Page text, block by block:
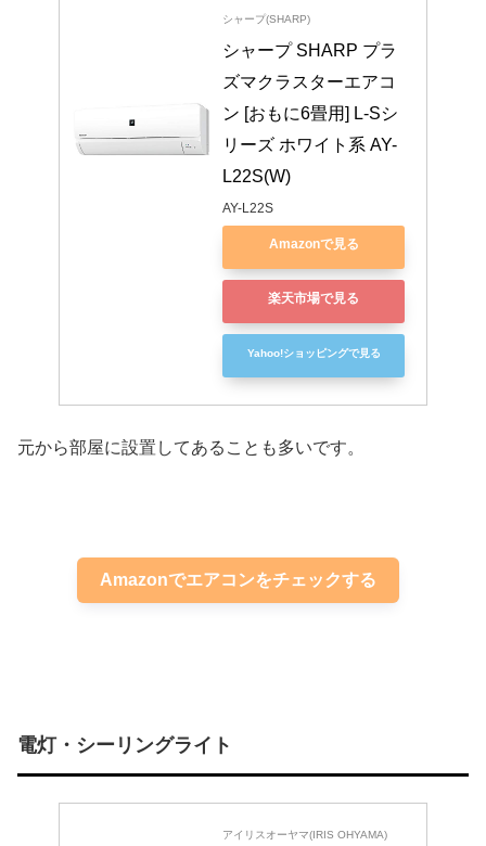
シャープ(SHARP)
シャープ SHARP プラ
ズマクラスターエアコ
ン [おもに6畳用] L-Sシ
リーズ ホワイト系 AY-
L22S(W)
AY-L22S
Amazonで見る
楽天市場で見る
Yahoo!ショッピングで見る
元から部屋に設置してあることも多いです。
Amazonでエアコンをチェックする
電灯・シーリングライト
アイリスオーヤマ(IRIS OHYAMA)